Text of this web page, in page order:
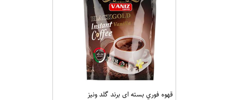
قهوه فوري بسته ای برند گلد ونيز